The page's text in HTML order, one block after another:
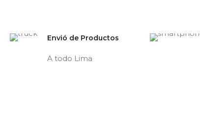
Envió de Productos
A todo Lima